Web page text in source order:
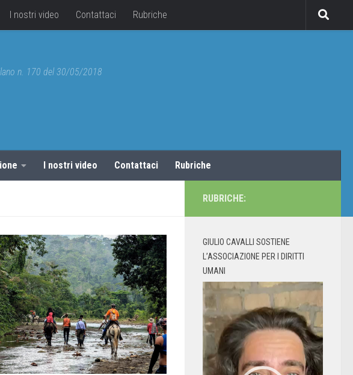
I nostri video Contattaci Rubriche
n. 170 del 30/05/2018
I nostri video Contattaci Rubriche
RUBRICHE:
GIULIO CAVALLI SOSTIENE
L’ASSOCIAZIONE PER I DIRITTI
UMANI
Video
Player